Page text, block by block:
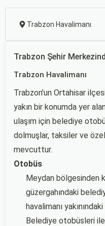
Trabzon Havalimanı
Trabzon Şehir
Trabzon Havalimanı
Trabzon'un Ortahisar
yakın bir konumda yer
ulaşım için belediye
dolmuşlar, taksiler ve
mevcuttur.
Otobüs
Meydan bölgesinden
güzergahındaki
havalimanı
Belediye otobüsleri